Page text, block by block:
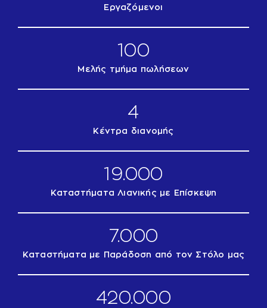
Εργαζόμενοι
100
Μελής τμήμα πωλήσεων
4
Κέντρα διανομής
19.000
Καταστήματα Λιανικής με Επίσκεψη
7.000
Καταστήματα με Παράδοση από τον Στόλο μας
420.000